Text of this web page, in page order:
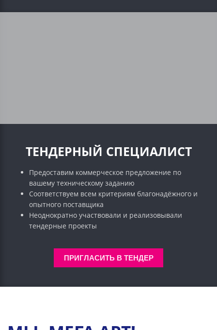
ТЕНДЕРНЫЙ СПЕЦИАЛИСТ
Предоставим коммерческое предложение по
вашему техническому заданию
Соответствуем всем критериям благонадёжного и
опытного поставщика
Неоднократно участвовали и реализовывали
тендерные проекты
ПРИГЛАСИТЬ В ТЕНДЕР